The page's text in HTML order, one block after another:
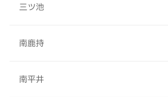
三ツ池
南鹿持
南平井